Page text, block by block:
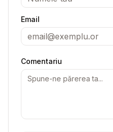
Email
Comentariu